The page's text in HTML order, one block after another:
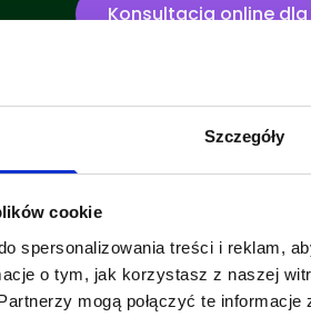
Szczegóły
cookie
spersonalizowania treści i reklam,
o tym, jak korzystasz z naszej
mogą połączyć te
Konsultacja online